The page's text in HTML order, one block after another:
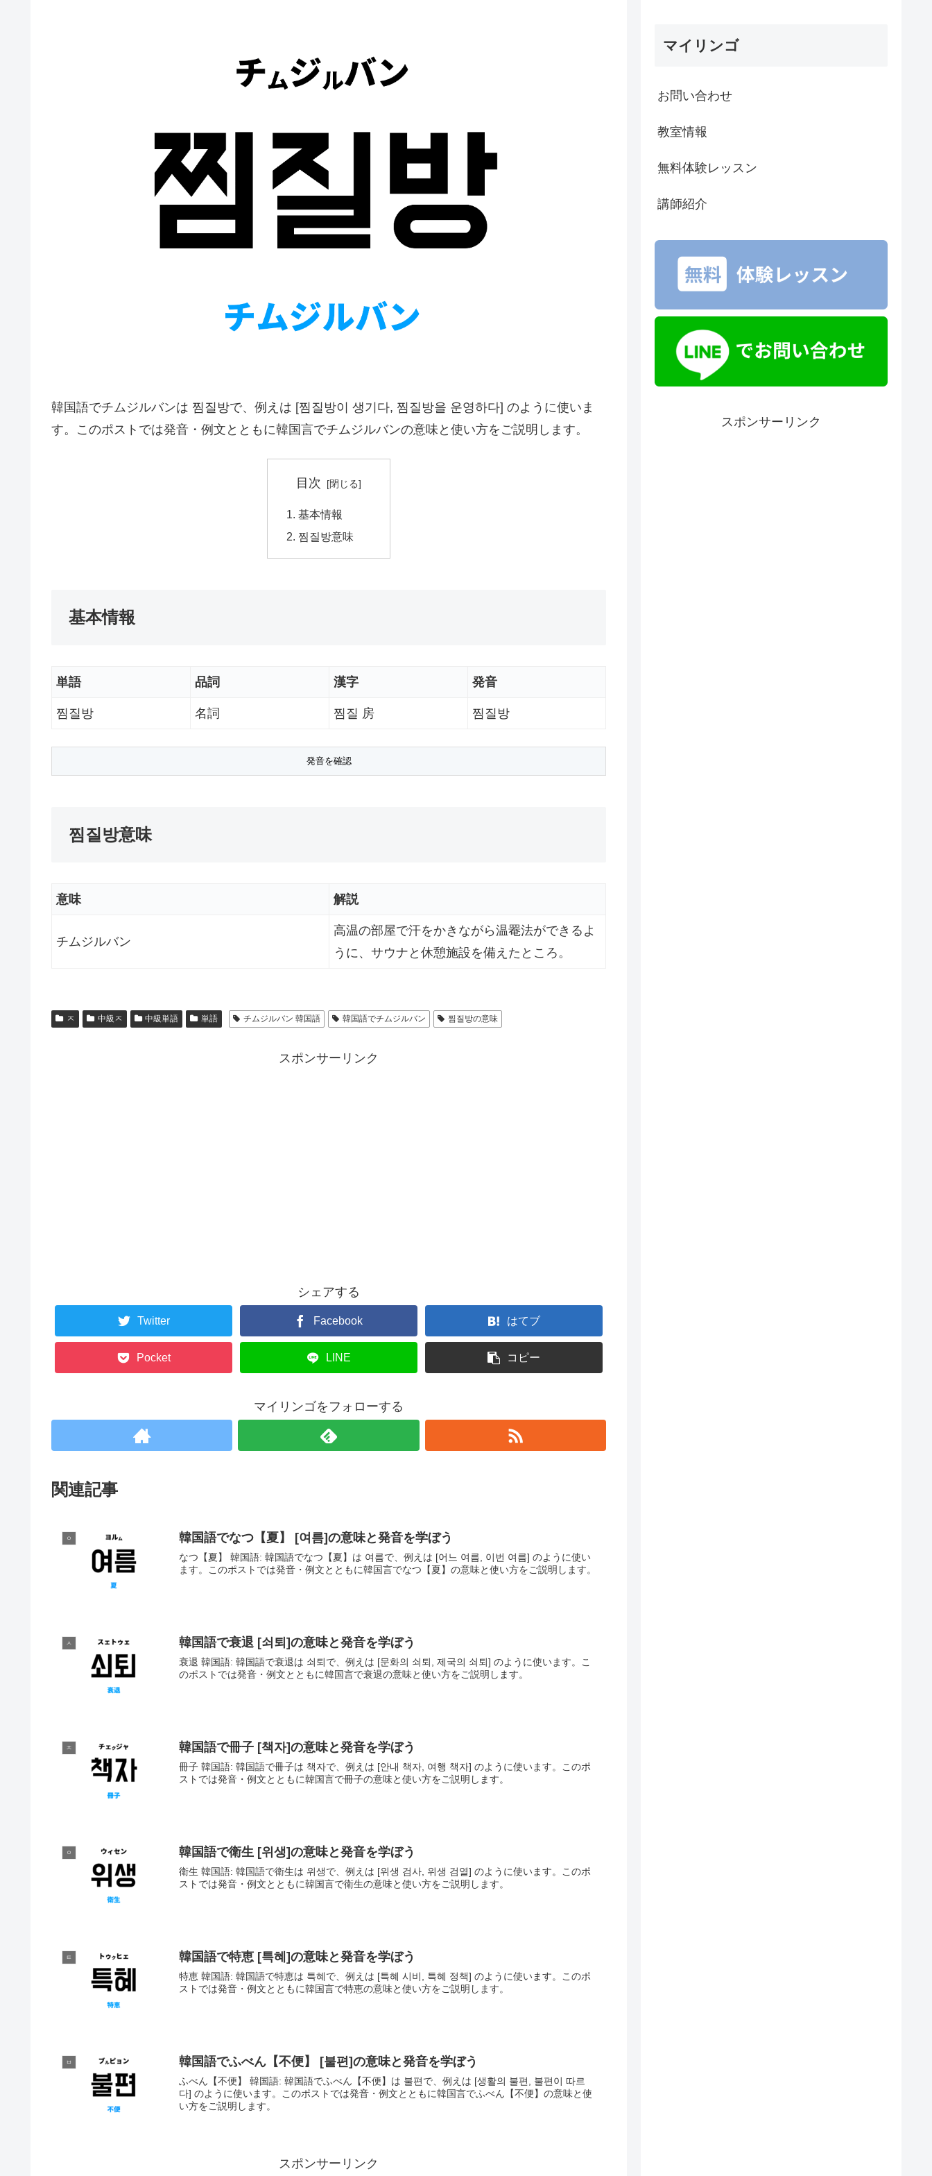
韓国語でチムジルバンは 찜질방で、例えは [찜질방이 생기다, 찜질방을 운영하다] のように使いま
す。このポストでは発音・例文とともに韓国言でチムジルバンの意味と使い方をご説明します。
目次
基本情報
찜질방意味
基本情報
単語 品詞 漢字 発音
찜질방 名詞 찜질 房 찜질방
찜질방意味
意味 解説
チムジルバン
高温の部屋で汗をかきながら温罨法ができるよ
うに、サウナと休憩施設を備えたところ。
ㅈ 中級ㅈ 中級単語 単語 チムジルバン 韓国語 韓国語でチムジルバン 찜질방の意味
スポンサーリンク
シェアする
Twitter Facebook はてブ
Pocket LINE コピー
マイリンゴをフォローする
関連記事
ㅇ 韓国語でなつ【夏】 [여름]の意味と発音を学ぼう
なつ【夏】 韓国語: 韓国語でなつ【夏】は 여름で、例えは [어느 여름, 이번 여름] のように使い
ます。このポストでは発音・例文とともに韓国言でなつ【夏】の意味と使い方をご説明します。
ㅅ 韓国語で衰退 [쇠퇴]の意味と発音を学ぼう
衰退 韓国語: 韓国語で衰退は 쇠퇴で、例えは [문화의 쇠퇴, 제국의 쇠퇴] のように使います。こ
のポストでは発音・例文とともに韓国言で衰退の意味と使い方をご説明します。
ㅊ 韓国語で冊子 [책자]の意味と発音を学ぼう
冊子 韓国語: 韓国語で冊子は 책자で、例えは [안내 책자, 여행 책자] のように使います。このポ
ストでは発音・例文とともに韓国言で冊子の意味と使い方をご説明します。
ㅇ 韓国語で衛生 [위생]の意味と発音を学ぼう
衛生 韓国語: 韓国語で衛生は 위생で、例えは [위생 검사, 위생 검열] のように使います。このポ
ストでは発音・例文とともに韓国言で衛生の意味と使い方をご説明します。
ㅌ 韓国語で特恵 [특혜]の意味と発音を学ぼう
特恵 韓国語: 韓国語で特恵は 특혜で、例えは [특혜 시비, 특혜 정책] のように使います。このポ
ストでは発音・例文とともに韓国言で特恵の意味と使い方をご説明します。
ㅂ 韓国語でふべん【不便】 [불편]の意味と発音を学ぼう
ふべん【不便】 韓国語: 韓国語でふべん【不便】は 불편で、例えは [생활의 불편, 불편이 따르
다] のように使います。このポストでは発音・例文とともに韓国言でふべん【不便】の意味と使
い方をご説明します。
スポンサーリンク
マイリンゴ
お問い合わせ
教室情報
無料体験レッスン
講師紹介
スポンサーリンク